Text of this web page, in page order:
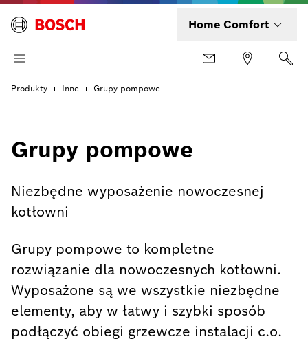
Home Comfort
Produkty Inne Grupy pompowe
Grupy pompowe
Niezbędne wyposażenie nowoczesnej
kotłowni
Grupy pompowe to kompletne
rozwiązanie dla nowoczesnych kotłowni.
Wyposażone są we wszystkie niezbędne
elementy, aby w łatwy i szybki sposób
podłączyć obiegi grzewcze instalacji c.o.